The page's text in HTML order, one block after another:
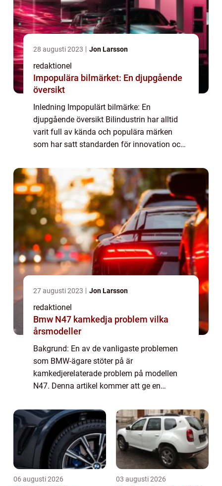
28 augusti 2023 Jon Larsson
redaktionel
Impopulära bilmärket: En djupgående
översikt
Inledning Impopulärt bilmärke: En
djupgående översikt Bilindustrin har alltid
varit full av kända och populära märken
som har satt standarden för innovation och
som trots sina unika egenskaper och kvalitet
int...
27 augusti 2023 Jon Larsson
redaktionel
Bmw N47 kamkedja problem vilka
årsmodeller
Bakgrund: En av de vanligaste problemen
som BMW-ägare stöter på är
kamkedjerelaterade problem på modellen
N47. Denna artikel kommer att ge en
vilka årsmodeller som påverkas. Vad är
kamkedjeproblem på bmw n47? ...
06 augusti 2026 03 augusti 2026